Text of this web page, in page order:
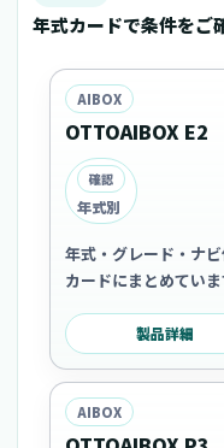
年式カードで条件をご
AIBOX
OTTOAIBOX E2
確認
年式別
年式・グレード・ナ
カードにまとめていま
製品詳細
AIBOX